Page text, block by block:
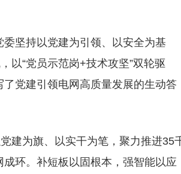
坚持以党建为引领、以安全为基
以“党员示范岗+技术攻坚”双轮驱
党建引领电网高质量发展的生动答
建为旗、以实干为笔，聚力推进35
环。补短板以固根本，强智能以应